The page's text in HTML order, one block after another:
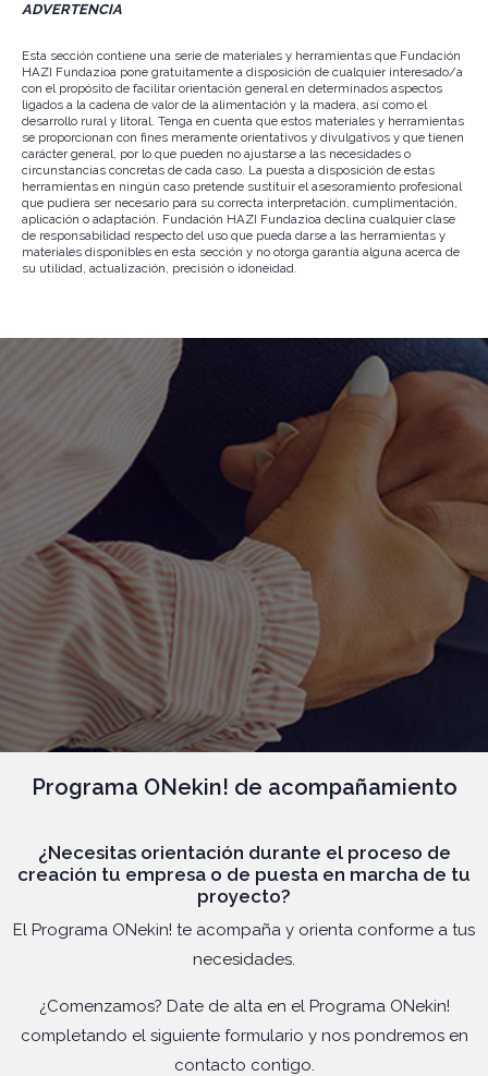
ADVERTENCIA
Esta sección contiene una serie de materiales y herramientas que Fundación
HAZI Fundazioa pone gratuitamente a disposición de cualquier interesado/a
con el propósito de facilitar orientación general en determinados aspectos
ligados a la cadena de valor de la alimentación y la madera, así como el
desarrollo rural y litoral. Tenga en cuenta que estos materiales y herramientas
se proporcionan con fines meramente orientativos y divulgativos y que tienen
carácter general, por lo que pueden no ajustarse a las necesidades o
circunstancias concretas de cada caso. La puesta a disposición de estas
herramientas en ningún caso pretende sustituir el asesoramiento profesional
que pudiera ser necesario para su correcta interpretación, cumplimentación,
aplicación o adaptación. Fundación HAZI Fundazioa declina cualquier clase
de responsabilidad respecto del uso que pueda darse a las herramientas y
materiales disponibles en esta sección y no otorga garantía alguna acerca de
su utilidad, actualización, precisión o idoneidad.
Programa ONekin! de acompañamiento
¿Necesitas orientación durante el proceso de
creación tu empresa o de puesta en marcha de tu
proyecto?
El Programa ONekin! te acompaña y orienta conforme a tus
necesidades.
¿Comenzamos? Date de alta en el Programa ONekin!
completando el siguiente formulario y nos pondremos en
contacto contigo.